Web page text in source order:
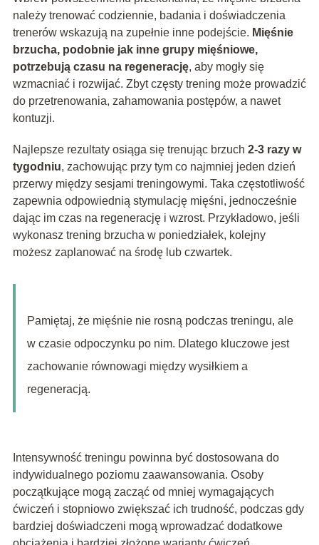
należy trenować codziennie, badania i doświadczenia
trenerów wskazują na zupełnie inne podejście. Mięśnie
brzucha, podobnie jak inne grupy mięśniowe,
potrzebują czasu na regenerację, aby mogły się
wzmacniać i rozwijać. Zbyt częsty trening może prowadzić
do przetrenowania, zahamowania postępów, a nawet
kontuzji.
Najlepsze rezultaty osiąga się trenując brzuch 2-3 razy w
tygodniu, zachowując przy tym co najmniej jeden dzień
przerwy między sesjami treningowymi. Taka częstotliwość
zapewnia odpowiednią stymulację mięśni, jednocześnie
dając im czas na regenerację i wzrost. Przykładowo, jeśli
wykonasz trening brzucha w poniedziałek, kolejny
możesz zaplanować na środę lub czwartek.
Pamiętaj, że mięśnie nie rosną podczas treningu, ale
w czasie odpoczynku po nim. Dlatego kluczowe jest
zachowanie równowagi między wysiłkiem a
regeneracją.
Intensywność treningu powinna być dostosowana do
indywidualnego poziomu zaawansowania. Osoby
początkujące mogą zacząć od mniej wymagających
ćwiczeń i stopniowo zwiększać ich trudność, podczas gdy
bardziej doświadczeni mogą wprowadzać dodatkowe